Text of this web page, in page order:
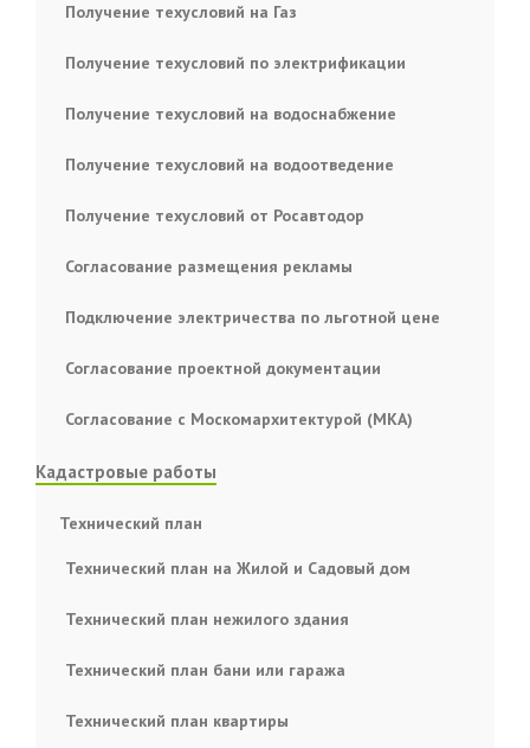
Получение техусловий на Газ
Получение техусловий по электрификации
Получение техусловий на водоснабжение
Получение техусловий на водоотведение
Получение техусловий от Росавтодор
Согласование размещения рекламы
Подключение электричества по льготной цене
Согласование проектной документации
Согласование с Москомархитектурой (МКА)
Кадастровые работы
Технический план
Технический план на Жилой и Садовый дом
Технический план нежилого здания
Технический план бани или гаража
Технический план квартиры